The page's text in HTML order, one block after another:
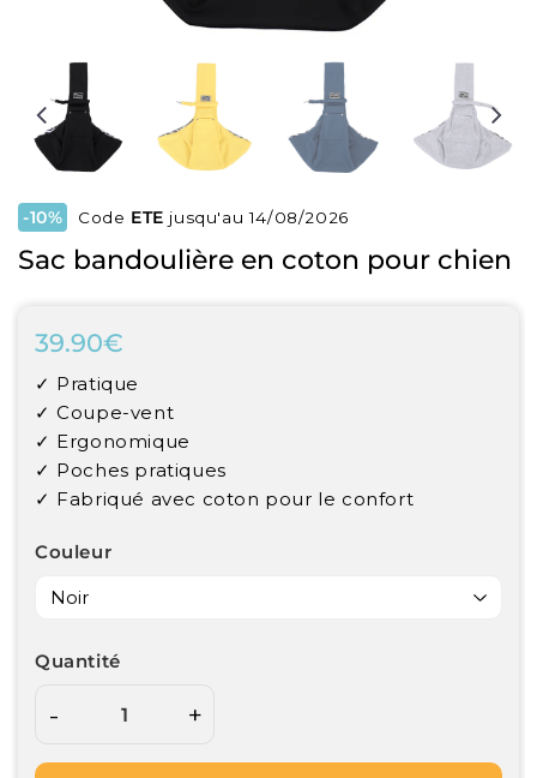
-10% Code ETE jusqu'au 14/08/2026
Sac bandoulière en coton pour chien
39.90€
Unit
price
✓ Pratique
✓ Coupe-vent
✓ Ergonomique
✓ Poches pratiques
✓ Fabriqué avec coton pour le confort
Couleur
Quantité
- +